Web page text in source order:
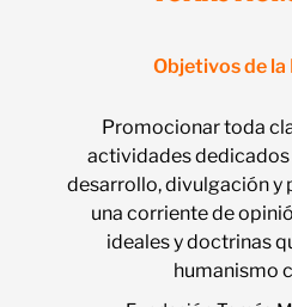
Objetivos de la
Promocionar toda
actividades dedicados
desarrollo, divulgación y
una corriente de
ideales y doctrinas
humanismo